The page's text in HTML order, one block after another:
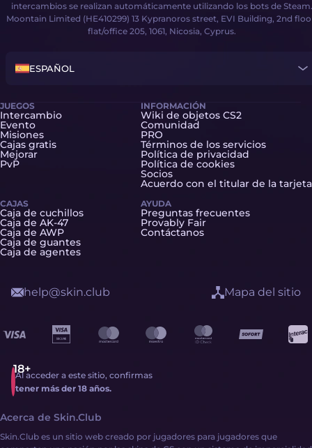
intercambios se realizan automáticamente utilizando los bots de Steam.
Moontain Limited (HE410299) 13 Kypranoros street, EVI Building, 2nd
flat/office 205, 1061, Nicosia, Cyprus.
ESPAÑOL
JUEGOS
Intercambio
Evento
Misiones
Cajas gratis
Mejorar
PvP
CAJAS
Caja de cuchillos
Caja de AK-47
Caja de AWP
Caja de guantes
Caja de agentes
INFORMACIÓN
Wiki de objetos CS2
Comunidad
PRO
Términos de los servicios
Política de privacidad
Política de cookies
Socios
Acuerdo con el titular de la tarjeta
AYUDA
Preguntas frecuentes
Provably Fair
Contáctanos
Al acceder a este sitio, confirmas
tener más der 18 años.
help@skin.club Mapa del sitio
Acerca de Skin.Club
Skin.Club es un sitio web creado por jugadores para jugadores que